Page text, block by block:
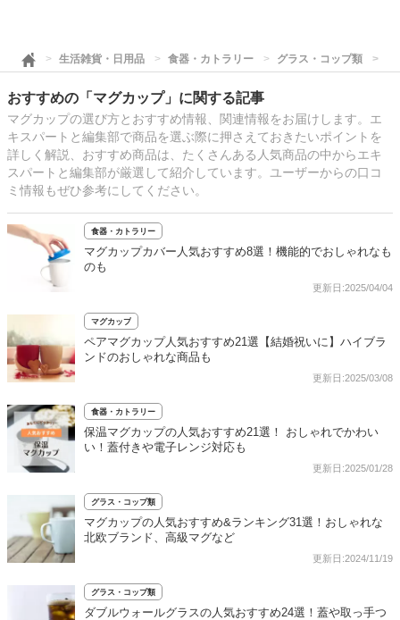
生活雑貨・日用品 食器・カトラリー グラス・コップ類
おすすめの「マグカップ」に関する記事
マグカップの選び方とおすすめ情報、関連情報をお届けします。エ
キスパートと編集部で商品を選ぶ際に押さえておきたいポイントを
詳しく解説、おすすめ商品は、たくさんある人気商品の中からエキ
スパートと編集部が厳選して紹介しています。ユーザーからの口コ
ミ情報もぜひ参考にしてください。
食器・カトラリー
マグカップカバー人気おすすめ8選！機能的でおしゃれなも
のも
更新日:2025/04/04
マグカップ
ペアマグカップ人気おすすめ21選【結婚祝いに】ハイブラ
ンドのおしゃれな商品も
更新日:2025/03/08
食器・カトラリー
保温マグカップの人気おすすめ21選！ おしゃれでかわい
い！蓋付きや電子レンジ対応も
更新日:2025/01/28
グラス・コップ類
マグカップの人気おすすめ&ランキング31選！おしゃれな
北欧ブランド、高級マグなど
更新日:2024/11/19
グラス・コップ類
ダブルウォールグラスの人気おすすめ24選！蓋や取っ手つ